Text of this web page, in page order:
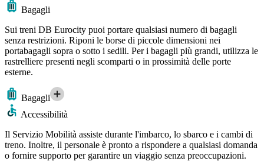
Bagagli
Sui treni DB Eurocity puoi portare qualsiasi numero di bagagli
senza restrizioni. Riponi le borse di piccole dimensioni nei
portabagagli sopra o sotto i sedili. Per i bagagli più grandi, utilizza le
rastrelliere presenti negli scomparti o in prossimità delle porte
esterne.
Bagagli
Accessibilità
Il Servizio Mobilità assiste durante l'imbarco, lo sbarco e i cambi di
treno. Inoltre, il personale è pronto a rispondere a qualsiasi domanda
o fornire supporto per garantire un viaggio senza preoccupazioni.